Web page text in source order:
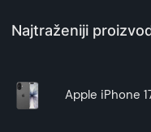
Najtraženiji
Apple iPhone